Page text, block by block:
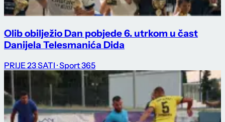
Olib obilježio Dan pobjede 6. utrkom u čast
Danijela Telesmanića Dida
PRIJE 23 SATI · Sport 365